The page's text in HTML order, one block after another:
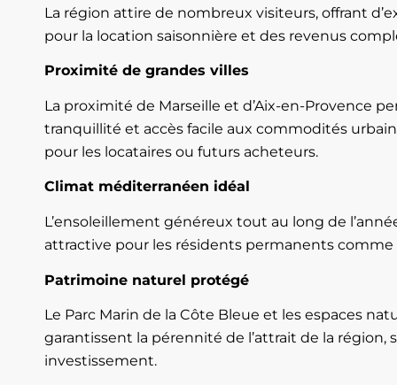
La région attire de nombreux visiteurs, offrant
pour la location saisonnière et des revenus
Proximité de grandes villes
La proximité de Marseille et d’Aix-en-Provence
tranquillité et accès facile aux commodités
pour les locataires ou futurs acheteurs.
Climat méditerranéen idéal
L’ensoleillement généreux tout au long de
attractive pour les résidents permanents comme
Patrimoine naturel protégé
Le Parc Marin de la Côte Bleue et les espaces
garantissent la pérennité de l’attrait de la région,
investissement.